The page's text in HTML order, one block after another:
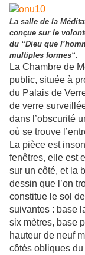
La salle de la
conçue sur le
du “Dieu que
multiples formes“.
La Chambre de
public, située à
du Palais de
de verre
dans l’obscurité
où se trouve
La pièce est
fenêtres, elle est
sur un côté, et la
dessin que l’on
constitue le sol
suivantes : base
six mètres, base
hauteur de neuf
côtés obliques du